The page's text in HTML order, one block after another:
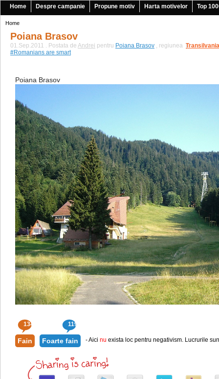
Home Despre campanie Propune motiv Harta motivelor Top
Home
Poiana Brasov
01.Sep.2011 . Postata de Andrei pentru Poiana Brasov , regiunea Transilvania
|
#Romanians are smart
Poiana Brasov
134 119
Fain Foarte fain - Aici nu exista loc pentru negativism. Lucrurile